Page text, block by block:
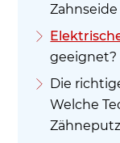
geeignet?
Die
Welche